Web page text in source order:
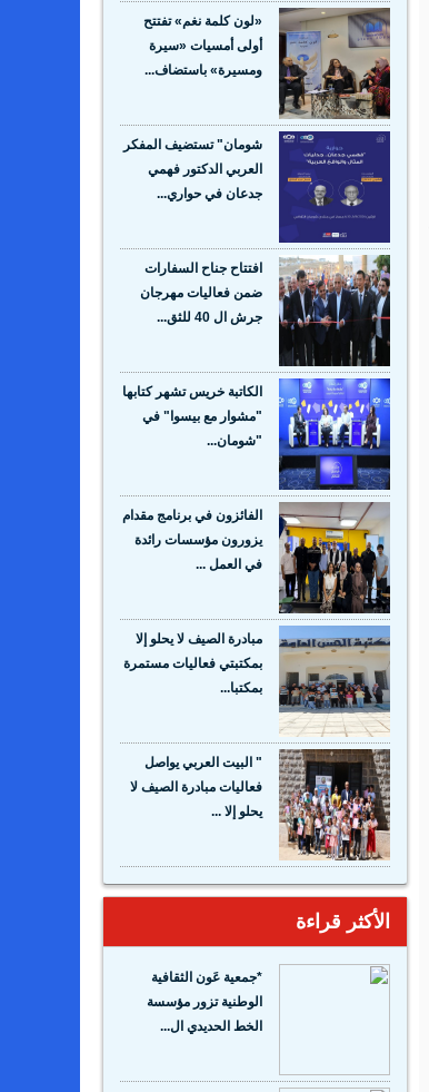
«لون كلمة نغم» تفتتح
أولى أمسيات «سيرة
ومسيرة» باستضاف...
شومان" تستضيف المفكر
العربي الدكتور فهمي
جدعان في حواري...
افتتاح جناح السفارات
ضمن فعاليات مهرجان
جرش ال 40 للثق...
الكاتبة خريس تشهر كتابها
"مشوار مع بيسوا" في
"شومان...
الفائزون في برنامج مقدام
يزورون مؤسسات رائدة
في العمل ...
مبادرة الصيف لا يحلو إلا
بمكتبتي فعاليات مستمرة
بمكتبا...
" البيت العربي يواصل
فعاليات مبادرة الصيف لا
يحلو إلا ...
الأكثر قراءة
*جمعية عَون الثقافية
الوطنية تزور مؤسسة
الخط الحديدي ال...